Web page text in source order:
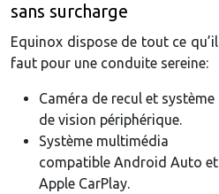
sans surcharge
Equinox dispose de tout ce qu’il
faut pour une conduite sereine:
Caméra de recul et système
de vision périphérique.
Système multimédia
compatible Android Auto et
Apple CarPlay.